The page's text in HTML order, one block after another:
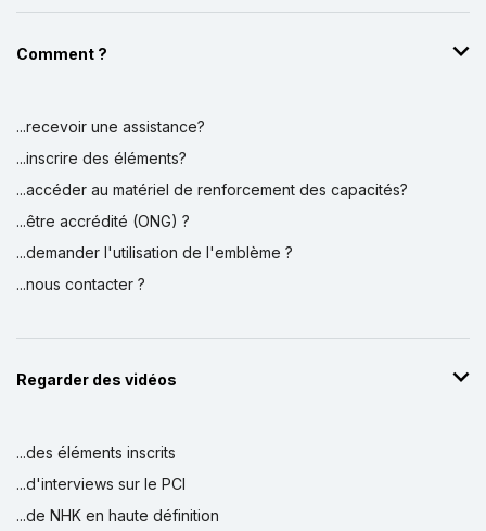
Comment ?
...recevoir une assistance?
...inscrire des éléments?
...accéder au matériel de renforcement des capacités?
...être accrédité (ONG) ?
...demander l'utilisation de l'emblème ?
...nous contacter ?
Regarder des vidéos
...des éléments inscrits
...d'interviews sur le PCI
...de NHK en haute définition